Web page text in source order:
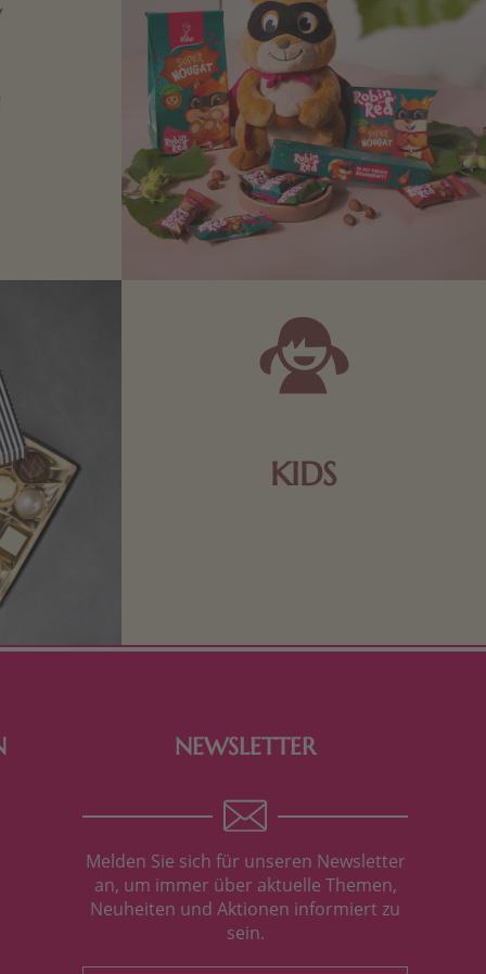
KIDS
NEWSLETTER
Melden Sie sich für unseren Newsletter
an, um immer über aktuelle Themen,
Neuheiten und Aktionen informiert zu
sein.